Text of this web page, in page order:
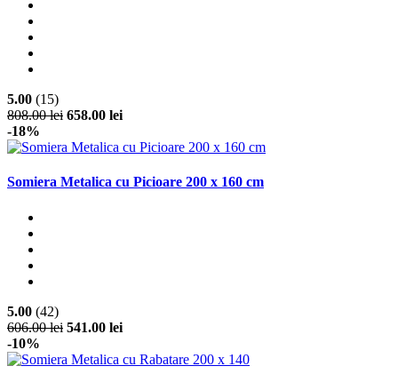
5.00 (15)
808.00 lei 658.00 lei
-18%
Somiera Metalica cu Picioare 200 x 160 cm
5.00 (42)
606.00 lei 541.00 lei
-10%